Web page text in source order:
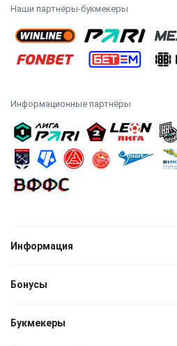
Наши партнёры-букмекеры
Информационные партнёры
Информация
Бонусы
Букмекеры